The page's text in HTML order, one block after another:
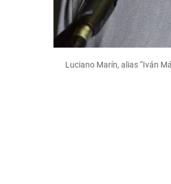
Luciano Marín, alias “Iván